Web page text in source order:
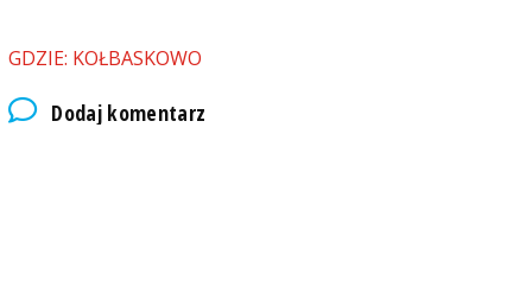
GDZIE: KOŁBASKOWO
Dodaj komentarz